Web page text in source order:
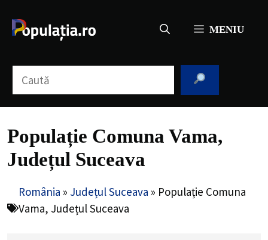
conținut
MENIU
Populație Comuna Vama,
Județul Suceava
România » Județul Suceava » Populație Comuna
Vama, Județul Suceava